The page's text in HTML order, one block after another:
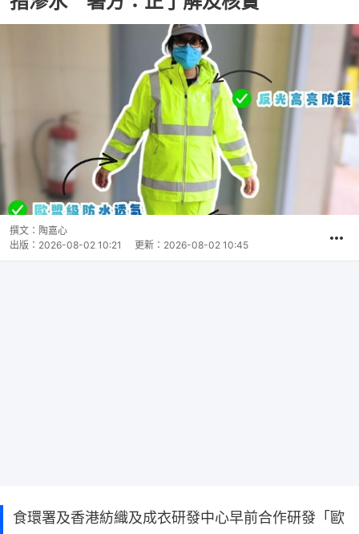
撰文： 陶嘉心
出版： 2026-08-02 10:21 更新： 2026-08-02 10:45
食環署及香港紡織及成衣研發中心早前合作研發「歐